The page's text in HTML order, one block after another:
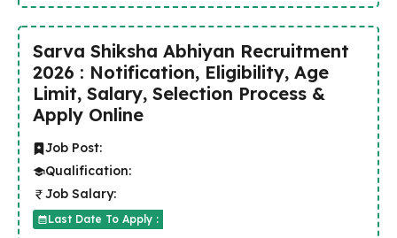
Sarva Shiksha Abhiyan Recruitment
2026 : Notification, Eligibility, Age
Limit, Salary, Selection Process &
Apply Online
Job Post:
Qualification:
Job Salary:
Last Date To Apply :